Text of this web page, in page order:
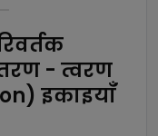
- त्वरण
इकाइयाँ